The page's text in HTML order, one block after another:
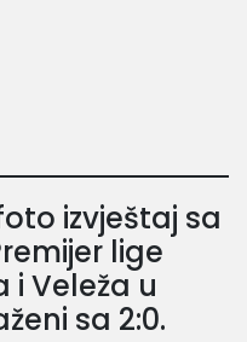
izvještaj sa
lige
i Veleža u
sa 2:0.